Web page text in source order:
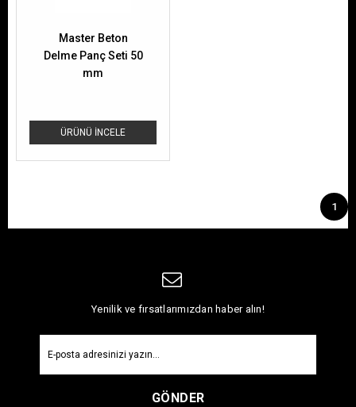
ÜRÜNÜ İNCELE
Master Beton
Delme Panç Seti 50
mm
1
Yenilik ve fırsatlarımızdan haber alın!
GÖNDER